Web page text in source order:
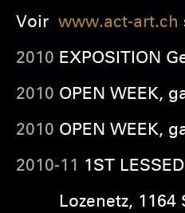
Voir www.act-art.ch
2010 EXPOSITION
2010 OPEN WEEK,
2010 OPEN WEEK,
2010-11 1ST
Lozenetz,